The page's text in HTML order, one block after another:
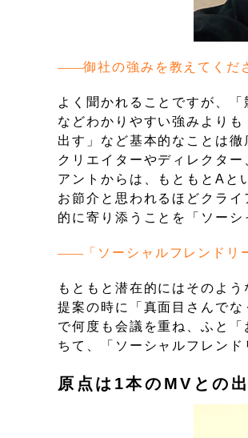
御社の強みを教えてくだ
よく聞かれることですが、
などわかりやすい強みより
出す」など基本的なことは徹
クリエイターやディレクタ
アントからは、もともとAと
お節介と思われるほどクラ
的に寄り添うことを「ソー
「ソーシャルフレンド
もともと潜在的にはそのよ
提案の時に「真面目さんで
で何度も会議を重ね、ふと
ちて、「ソーシャルフレンド
原点は1本のMVとの